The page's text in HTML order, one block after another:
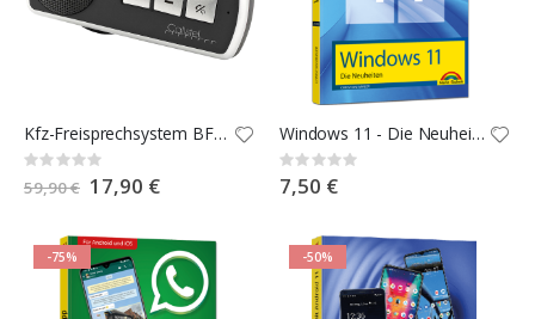
Kfz-Freisprechsystem BFX-400.pt mit Bluetooth & Multipoint
Rating:
0%
59,90 € Special
Price
17,90 €
Windows 11 - Die Neuheiten
Rating:
0%
7,50 €
-75% -50%